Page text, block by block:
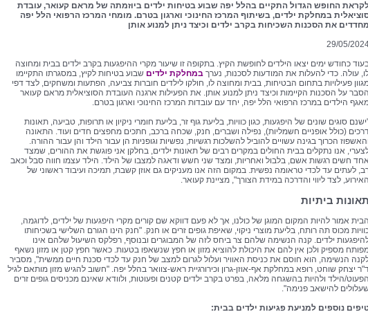
החופש הגדול התקיים בהלל יפה שבוע בטיחות ילדים ביוזמתה של מראם קעואר, עובדת
במחלקת ילדים, בשיתוף המרכז החינוכי וארגון בטרם. מומחי המרכז הרפואי הלל יפה
מחדדים את הסכנות השכיחות בקרב ילדים וכיצד ניתן למנוע אותן
29/05/
כחודש ימים יצאו הילדים לחופשת הקיץ. בתקופה זו שיעור מקרי ההיפגעות בקרב ילדים בבית ומחוצה
עולה. כדי להעלות את המודעות לסכנות, נערך במחלקת ילדים שבוע בטיחות לקיץ, במסגרתו התקיימו
פעילויות בתחום הבטיחות, בבית ומחוצה לו, חולקו לילדים חוברות צביעה, הפתעות ומשחקים, לצד דפי
הסבר על הסכנות הקיימות וכיצד ניתן למנוע אותן. את הפעילות ארגנה העובדת הסוציאלית מראם קעואר
הילדים במרכז הרפואי הלל יפה, יחד עם עובדות המרכז החינוכי וארגון בטרם.
סוגים שונים של היפגעות, כגון כוויות, בליעת גוף זר, בליעת חומרי ניקיון או תרופות, טביעה, תאונות
(כולל אופניים חשמליות), נפילה ושברים, חנק, שכחה ברכב, חתכים מחפצים חדים ועוד. התאונה
והאשפוז הכרוך בגינה עשויים להוביל להשלכות רגשיות, נפשיות וגופניות הן עבור הילד והן עבור ההורה.
אנו נתקלים בבית החולים במקרים רבים של תאונות ילדים, בחלקן אני פוגשת את ההורים, שמצד
אחד חשים רגשות אשם, בלבול ואחריות, ומצד שני חשש ודאגה למצבו של הילד. הילד עצמו חווה סבל וכאב
לעתים עד לכדי טראומה נפשית. במקום הזה אנו מעניקים גם אוזן קשבת, תמיכה ועיבוד ראשוני של
האירוע, לצד ליווי והדרכה במידת הצורך", מציינת קעואר.
תאונות ביתיות
הבית אמור להיות המקום המוגן של כולנו, אך לא פעם דווקא שם קורים מקרי היפגעות של ילדים, לדוגמה,
מכוס תה רותח, בליעת מוצרי ניקוי, שאיפת גופים זרים או חנק. "חנק הינו הגורם השלישי בשכיחותו
ילדים. קנה הנשימה שלהם צר ביחס לזה של המבוגרים ובנוסף, רפלקס השיעול שלהם אינו
מספיק ולכן אין להם את היכולת להוציא מזון או חפץ שנשאפו בטעות. כאשר חפץ קטן או מזון נשאף
הנשימה, הוא חוסם את כניסת האוויר ועלול לגרום למצב של חנק עד לכדי סכנת חיים ממשית", מסביר
יצחק שוחט, רופא במחלקת אף-אוזן-גרון וכירורגיית ראש-צוואר בהלל יפה. "חשוב להגיש מזון מותאם לגיל
הפעוט/הילד ולהיות בהשגחה מלאה, בפרט בקרב ילדים קטנים ופעוטות, ולוודא שאינם מכניסים גופים זרים
להישאב פנימה".
נוספים למניעת פגיעות ילדים בבית: